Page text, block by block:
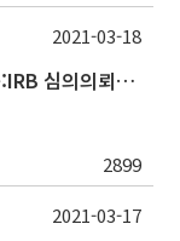
2021년도 제3차「찾아가는 연구자 교육:IRB 심의의뢰서 작성법」안내
2899
2021-03-18
2021-03-17